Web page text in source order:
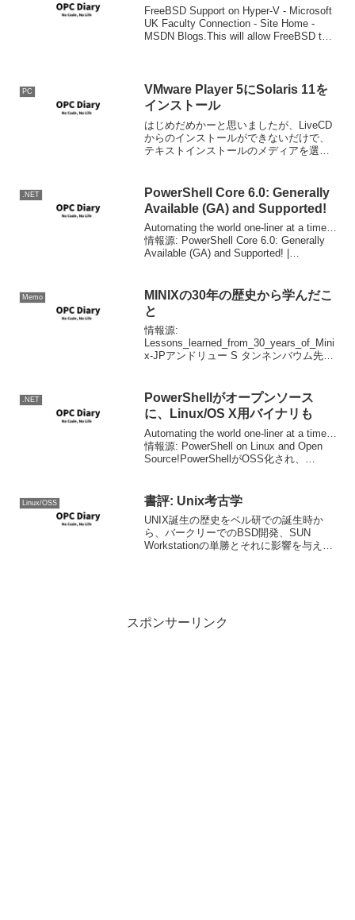
FreeBSD Support on Hyper-V - Microsoft
UK Faculty Connection - Site Home -
MSDN Blogs.This will allow FreeBSD to
PC
VMware Player 5にSolaris 11を
インストール
はじめだめかーと思いましたが、LiveCD
からのインストールができないだけで、
テキストインストールのメディアを選択
適当にVM作って、落としたISOイメージ
をマウント...
.NET
PowerShell Core 6.0: Generally
Available (GA) and Supported!
Automating the world one-liner at a time…
情報源: PowerShell Core 6.0: Generally
Available (GA) and Supported! |
Memo
MINIXの30年の歴史から学んだこ
と
情報源:
Lessons_learned_from_30_years_of_Mini
x-JPアンドリュー S タンネンバウム先生
.NET
PowerShellがオープンソース
に、Linux/OS X用バイナリも
Automating the world one-liner at a time…
情報源: PowerShell on Linux and Open
Source!PowerShellがOSS化され、
Linux/OSS 書評: Unix考古学
UNIX誕生の歴史をベル研での誕生時か
ら、バークリーでのBSD開発、SUN
Workstationの単勝とそれに影響を与えた
スポンサーリンク